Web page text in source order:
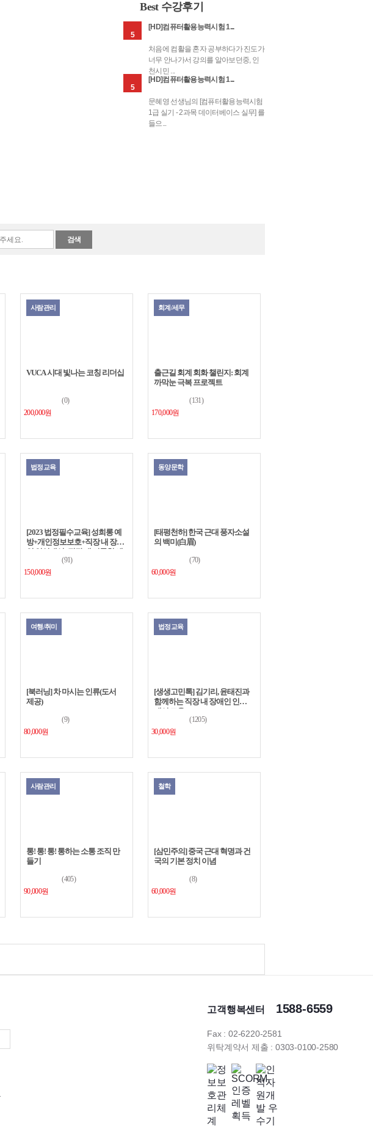
Best 수강후기
5
[HD]컴퓨터활용능력시험 1...
처음에 컴활을 혼자 공부하다가 진도가
너무 안나가서 강의를 알아보던중, 인
천시민 ...
5
[HD]컴퓨터활용능력시험 1...
문혜영 선생님의 [컴퓨터활용능력시험
1급 실기 - 2과목 데이터베이스 실무] 를
들으...
검색
사람관리
VUCA 시대 빛나는 코칭 리더십
(0)
200,000원
회계/세무
출근길 회계 회화 챌린지: 회계
까막눈 극복 프로젝트
(131)
170,000원
법정교육
[2023 법정필수교육] 성희롱 예
방+개인정보보호+직장 내 장애
인 인식개선+직장 내 괴롭힘 예
방+퇴직연금(91)
150,000원
동양문학
[태평천하] 한국 근대 풍자소설
의 백미(白眉)
(70)
60,000원
여행/취미
[북러닝] 차 마시는 인류(도서
제공)
(9)
80,000원
법정교육
[생생고민톡] 김기리, 윤태진과
함께하는 직장 내 장애인 인식
개선 교육
(1205)
30,000원
사람관리
통! 통! 통! 통하는 소통 조직 만
들기
(405)
90,000원
철학
[삼민주의] 중국 근대 혁명과 건
국의 기본 정치 이념
(8)
60,000원
고객행복센터 1588-6559
Fax : 02-6220-2581
위탁계약서 제출 : 0303-0100-2580